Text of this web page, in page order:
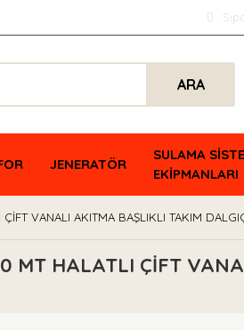
ARA
JENERATÖR
SULAMA
EKİPMANLARI
VANALI AKITMA BAŞLIKLI TAKIM
MT HALATLI ÇİFT